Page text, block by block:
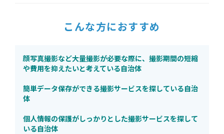
こんな方におすすめ
顔写真撮影など大量撮影が必要な際に、撮影期間の短縮
や費用を抑えたいと考えている自治体
簡単データ保存ができる撮影サービスを探している自治
体
個人情報の保護がしっかりとした撮影サービスを探して
いる自治体